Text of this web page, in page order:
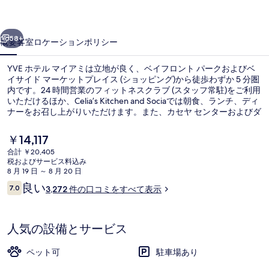
ミ
の
写
真
ギ
ャ
ラ
リ
ー
58+
概要客室ロケーションポリシー
YVE ホテル マイアミは立地が良く、ベイフロント パークおよびベ
イサイド マーケットプレイス (ショッピング)から徒歩わずか 5 分圏
内です。24 時間営業のフィットネスクラブ (スタッフ常駐)をご利用
いただけるほか、Celia’s Kitchen and Sociaでは朝食、ランチ、ディ
ナーをお召し上がりいただけます。また、カセヤ センターおよびダ
にあります。親切なスタッフやロケーションが旅行者の高い評価を
得ています。この宿泊施設からは歩いてすぐ公共交通機関を利用で
きます。1st ストリート メトロムーバー駅までは 3 分、カレッジ ベ
イサイド駅までは 4 分です。
現
在
の
料
金
は
す
￥14,117
合計 ￥20,405
税およびサービス料込み
8 月 19 日 ～ 8 月 20 日
口
コ
7.010段階中7.0
良い3,272 件の口コミをすべて表示
人気の設備とサービス
ペット可
駐車場あり